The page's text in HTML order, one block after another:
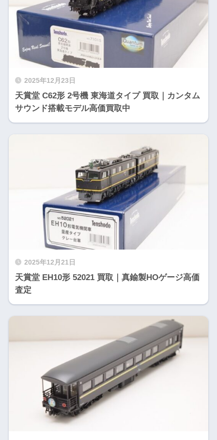
2025年12月23日
天賞堂 C62形 2号機 東海道タイプ 買取｜カンタム
サウンド搭載モデル高価買取中
2025年12月21日
天賞堂 EH10形 52021 買取｜真鍮製HOゲージ高価
査定